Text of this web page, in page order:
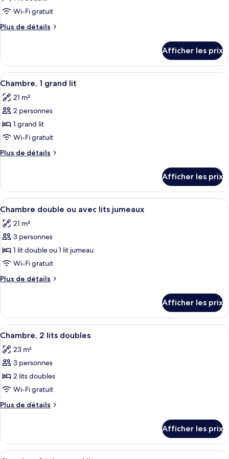
ce
type
de
Chambre,
lit
double
Wi-Fi gratuit
Plus de détails
Plus
Chambre,
lit
Afficher les prix
Afficher
toutes
les
photos
pour
ce
type
de
Chambre,
grand
lit
Une chambre d’hôtel avec un
7
Chambre, 1 grand lit
21 m²
2 personnes
1 grand lit
Wi-Fi gratuit
Plus de détails
Plus
Chambre,
grand
Afficher les prix
Afficher
toutes
les
photos
pour
ce
type
de
Chambre
double
ou
avec
lits
jumeaux
Une chambre d’hôtel avec un
10
Chambre double ou avec lits jumeaux
21 m²
3 personnes
1 lit double ou 1 lit jumeau
Wi-Fi gratuit
Plus de détails
Plus
Chambre
double
ou
lits
jumeaux
Afficher les prix
Afficher
toutes
les
photos
pour
ce
type
de
Chambre,
Une chambre d’hôtel avec deux
7
Chambre, 2 lits doubles
23 m²
3 personnes
2 lits doubles
Wi-Fi gratuit
Plus de détails
Plus
Chambre,
Afficher les prix
Afficher Une chambre d’hôtel avec un